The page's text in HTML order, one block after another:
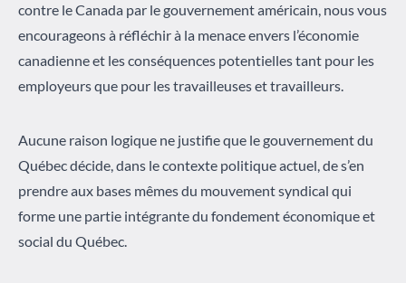
contre le Canada par le gouvernement américain, nous vous
encourageons à réfléchir à la menace envers l’économie
canadienne et les conséquences potentielles tant pour les
employeurs que pour les travailleuses et travailleurs.
Aucune raison logique ne justifie que le gouvernement du
Québec décide, dans le contexte politique actuel, de s’en
prendre aux bases mêmes du mouvement syndical qui
forme une partie intégrante du fondement économique et
social du Québec.